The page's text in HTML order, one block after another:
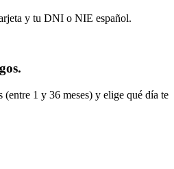
y tu DNI o NIE español.
(entre 1 y 36 meses) y elige qué día te